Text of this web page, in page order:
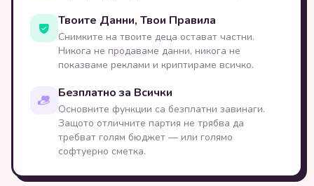
Твоите Данни, Твои Правила
Снимките на твоите деца остават частни.
Никога не продаваме данни, никога не
показваме реклами и криптираме всичко.
Безплатно за Всички
Основните функции са безплатни завинаги.
Защото отличните партия не трябва да
требват голям бюджет — или голямо
софтуерно сметка.